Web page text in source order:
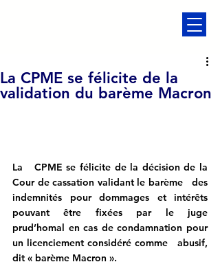
La CPME se félicite de la
validation du barème Macron
La   CPME se félicite de la décision de la
Cour de cassation validant le barème   des
indemnités pour dommages et intérêts
pouvant être fixées par le juge
prud’homal en cas de condamnation pour
un licenciement considéré comme   abusif,
dit « barème Macron ».